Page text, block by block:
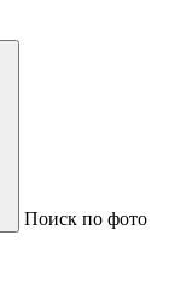
Поиск по фото